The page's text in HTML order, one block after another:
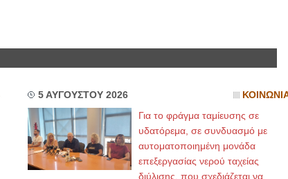
5 ΑΥΓΟΥΣΤΟΥ 2026
Για το φράγμα ταμίευσης σε
υδατόρεμα, σε συνδυασμό με
αυτοματοποιημένη μονάδα
επεξεργασίας νερού ταχείας
διύλισης, που σχεδιάζεται να